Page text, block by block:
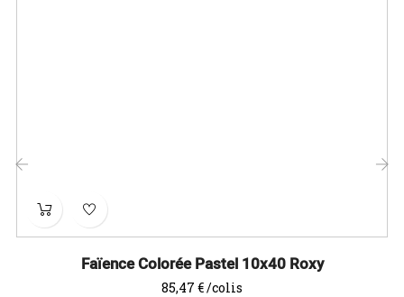
Faïence Colorée Pastel 10x40 Roxy
Prix
85,47 €/colis